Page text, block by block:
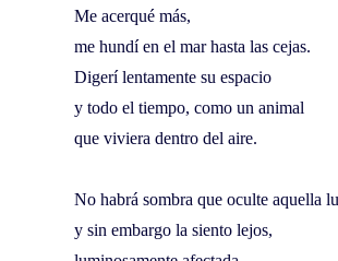
Me acerqué más,
me hundí en el mar hasta las cejas.
Digerí lentamente su espacio
y todo el tiempo, como un animal
que viviera dentro del aire.
No habrá sombra que oculte aquella
y sin embargo la siento lejos,